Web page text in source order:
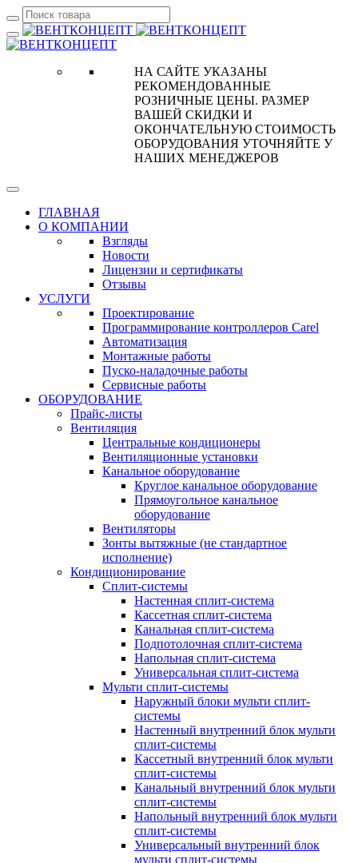
НА САЙТЕ УКАЗАНЫ
РЕКОМЕНДОВАННЫЕ
РОЗНИЧНЫЕ ЦЕНЫ. РАЗМЕР
ВАШЕЙ СКИДКИ И
ОКОНЧАТЕЛЬНУЮ СТОИМОСТЬ
ОБОРУДОВАНИЯ УТОЧНЯЙТЕ У
НАШИХ МЕНЕДЖЕРОВ
ГЛАВНАЯ
О КОМПАНИИ
Взгляды
Новости
Лицензии и сертификаты
Отзывы
УСЛУГИ
Проектирование
Программирование контроллеров Carel
Автоматизация
Монтажные работы
Пуско-наладочные работы
Сервисные работы
ОБОРУДОВАНИЕ
Прайс-листы
Вентиляция
Центральные кондиционеры
Вентиляционные установки
Канальное оборудование
Круглое канальное оборудование
Прямоугольное канальное
оборудование
Вентиляторы
Зонты вытяжные (не стандартное
исполнение)
Кондиционирование
Сплит-системы
Настенная сплит-система
Кассетная сплит-система
Канальная сплит-система
Подпотолочная сплит-система
Напольная сплит-система
Универсальная сплит-система
Мульти сплит-системы
Наружный блоки мульти сплит-
системы
Настенный внутренний блок мульти
сплит-системы
Кассетный внутренний блок мульти
сплит-системы
Канальный внутренний блок мульти
сплит-системы
Напольный внутренний блок мульти
сплит-системы
Универсальный внутренний блок
мульти сплит-системы